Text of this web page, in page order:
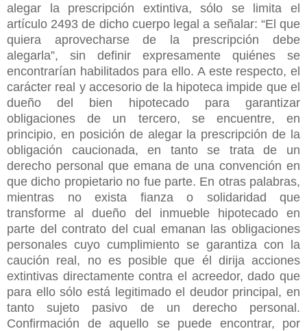
alegar la prescripción extintiva, sólo se limita el
artículo 2493 de dicho cuerpo legal a señalar: “El que
quiera aprovecharse de la prescripción debe
alegarla”, sin definir expresamente quiénes se
encontrarían habilitados para ello. A este respecto, el
carácter real y accesorio de la hipoteca impide que el
dueño del bien hipotecado para garantizar
obligaciones de un tercero, se encuentre, en
principio, en posición de alegar la prescripción de la
obligación caucionada, en tanto se trata de un
derecho personal que emana de una convención en
que dicho propietario no fue parte. En otras palabras,
mientras no exista fianza o solidaridad que
transforme al dueño del inmueble hipotecado en
parte del contrato del cual emanan las obligaciones
personales cuyo cumplimiento se garantiza con la
caución real, no es posible que él dirija acciones
extintivas directamente contra el acreedor, dado que
para ello sólo está legitimado el deudor principal, en
tanto sujeto pasivo de un derecho personal.
Confirmación de aquello se puede encontrar, por